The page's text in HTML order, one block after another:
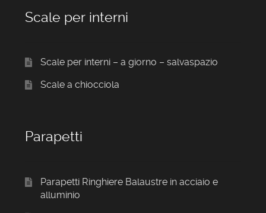
Scale per interni
Scale per interni – a giorno – salvaspazio
Scale a chiocciola
Parapetti
Parapetti Ringhiere Balaustre in acciaio e
alluminio